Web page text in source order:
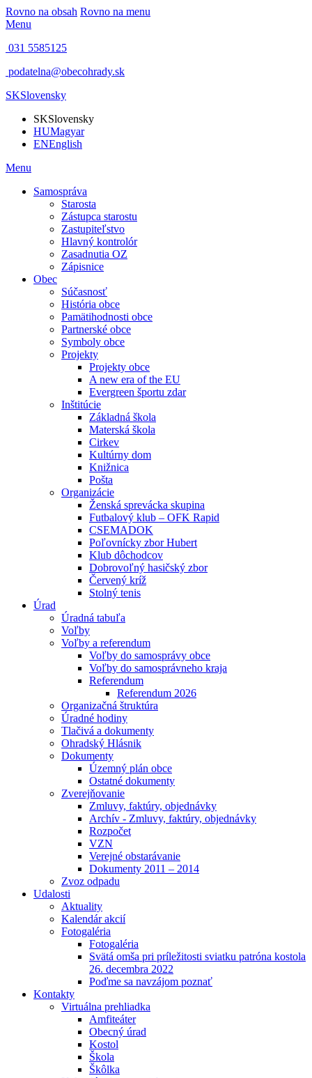
Rovno na obsah Rovno na menu
Menu
031 5585125
podatelna@obecohrady.sk
SKSlovensky
SKSlovensky
HUMagyar
ENEnglish
Menu
Samospráva
Starosta
Zástupca starostu
Zastupiteľstvo
Hlavný kontrolór
Zasadnutia OZ
Zápisnice
Obec
Súčasnosť
História obce
Pamätihodnosti obce
Partnerské obce
Symboly obce
Projekty
Projekty obce
A new era of the EU
Evergreen športu zdar
Inštitúcie
Základná škola
Materská škola
Cirkev
Kultúrny dom
Knižnica
Pošta
Organizácie
Ženská sprevácka skupina
Futbalový klub – OFK Rapid
CSEMADOK
Poľovnícky zbor Hubert
Klub dôchodcov
Dobrovoľný hasičský zbor
Červený kríž
Stolný tenis
Úrad
Úradná tabuľa
Voľby
Voľby a referendum
Voľby do samosprávy obce
Voľby do samosprávneho kraja
Referendum
Referendum 2026
Organizačná štruktúra
Úradné hodiny
Tlačivá a dokumenty
Ohradský Hlásnik
Dokumenty
Územný plán obce
Ostatné dokumenty
Zverejňovanie
Zmluvy, faktúry, objednávky
Archív - Zmluvy, faktúry, objednávky
Rozpočet
VZN
Verejné obstarávanie
Dokumenty 2011 – 2014
Zvoz odpadu
Udalosti
Aktuality
Kalendár akcií
Fotogaléria
Fotogaléria
Svätá omša pri príležitosti sviatku patróna kostola
26. decembra 2022
Poďme sa navzájom poznať
Kontakty
Virtuálna prehliadka
Amfiteáter
Obecný úrad
Kostol
Škola
Škôlka